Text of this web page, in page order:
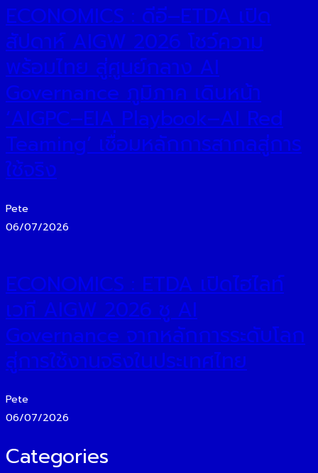
ECONOMICS : ดีอี–ETDA เปิด
สัปดาห์ AIGW 2026 โชว์ความ
พร้อมไทย สู่ศูนย์กลาง AI
Governance ภูมิภาค เดินหน้า
‘AIGPC–EIA Playbook–AI Red
Teaming’ เชื่อมหลักการสากลสู่การ
ใช้จริง
Pete
06/07/2026
ECONOMICS : ETDA เปิดไฮไลท์
เวที AIGW 2026 ชู AI
Governance จากหลักการระดับโลก
สู่การใช้งานจริงในประเทศไทย
Pete
06/07/2026
Categories